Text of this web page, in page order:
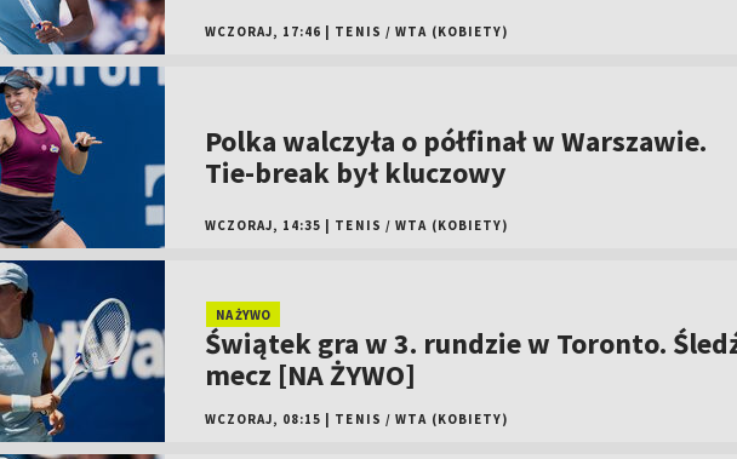
WCZORAJ, 17:46 TENIS / WTA (KOBIETY)
Polka walczyła o półfinał w Warszawie.
Tie-break był kluczowy
WCZORAJ, 14:35 TENIS / WTA (KOBIETY)
NA ŻYWO
Świątek gra w 3. rundzie w Toronto.
mecz [NA ŻYWO]
WCZORAJ, 08:15 TENIS / WTA (KOBIETY)